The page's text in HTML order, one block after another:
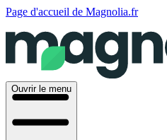
Page d'accueil de Magnolia.fr
Ouvrir le menu